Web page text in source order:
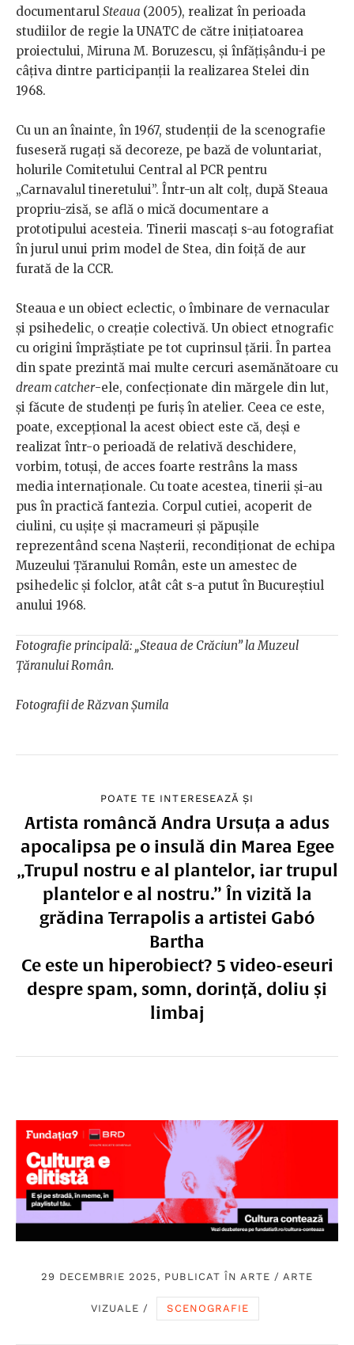
documentarul Steaua (2005), realizat în perioada
studiilor de regie la UNATC de către inițiatoarea
proiectului, Miruna M. Boruzescu, și înfățișându-i pe
câțiva dintre participanții la realizarea Stelei din
1968.
Cu un an înainte, în 1967, studenții de la scenografie
fuseseră rugați să decoreze, pe bază de voluntariat,
holurile Comitetului Central al PCR pentru
„Carnavalul tineretului”. Într-un alt colț, după Steaua
propriu-zisă, se află o mică documentare a
prototipului acesteia. Tinerii mascați s-au fotografiat
în jurul unui prim model de Stea, din foiță de aur
furată de la CCR.​
Steaua e un obiect eclectic, o îmbinare de vernacular
și psihedelic, o creație colectivă. Un obiect etnografic
cu origini împrăștiate pe tot cuprinsul țării. În partea
din spate prezintă mai multe cercuri asemănătoare cu
dream catcher-ele, confecționate din mărgele din lut,
și făcute de studenți pe furiș în atelier. Ceea ce este,
poate, excepțional la acest obiect este că, deși e
realizat într-o perioadă de relativă deschidere,
vorbim, totuși, de acces foarte restrâns la mass
media internaționale. Cu toate acestea, tinerii și-au
pus în practică fantezia. Corpul cutiei, acoperit de
ciulini, cu ușițe și macrameuri și păpușile
reprezentând scena Nașterii, recondiționat de echipa
Muzeului Țăranului Român, este un amestec de
psihedelic și folclor, atât cât s-a putut în Bucureștiul
anului 1968.
Fotografie principală: „Steaua de Crăciun” la Muzeul
Țăranului Român.
Fotografii de Răzvan Șumila
POATE TE INTERESEAZĂ ȘI
Artista româncă Andra Ursuța a adus
apocalipsa pe o insulă din Marea Egee
„Trupul nostru e al plantelor, iar trupul
plantelor e al nostru.” În vizită la
grădina Terrapolis a artistei Gabó
Bartha
Ce este un hiperobiect? 5 video-eseuri
despre spam, somn, dorință, doliu și
limbaj
29 DECEMBRIE 2025, PUBLICAT ÎN ARTE / ARTE
VIZUALE / SCENOGRAFIE